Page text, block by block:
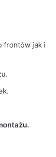
frontów jak i